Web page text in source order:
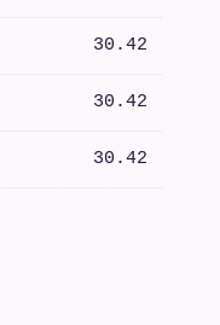
30.42
30.42
30.42